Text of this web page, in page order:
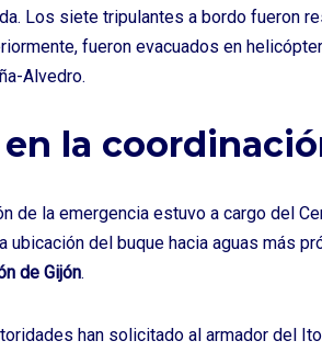
Los siete tripulantes a bordo fueron
fueron evacuados en
Alvedro.
la
de la emergencia estuvo a cargo del
ubicación del buque hacia aguas más
de Gijón.
han solicitado al armador del